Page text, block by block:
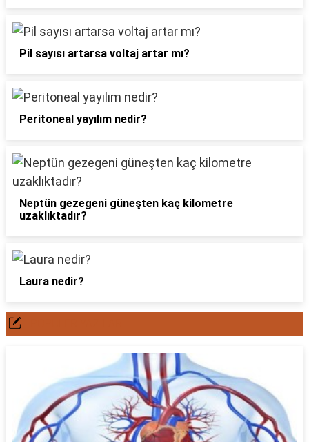
Pil sayısı artarsa voltaj artar mı?
Peritoneal yayılım nedir?
Neptün gezegeni güneşten kaç kilometre
uzaklıktadır?
Laura nedir?